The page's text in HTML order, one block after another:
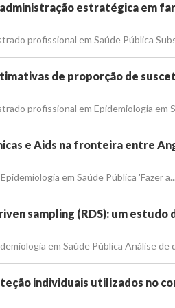
estratégica em
profissional em Saúde Pública
de proporção de
profissional em Epidemiologia em
e Aids na fronteira entre
em Saúde Pública 'Fazer a...
sampling (RDS): um estudo
em Saúde Pública Análise de
individuais utilizados no